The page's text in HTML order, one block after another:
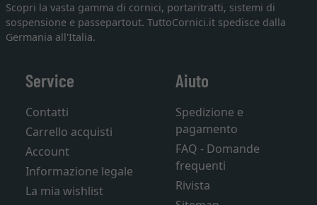
Scopri la vasta gamma di cornici, portaritratti, sistemi di
sospensione e passepartout. TuttoCornici.it spedisce dalla
Germania all'Italia.
Service
Contatti
Carrello acquisti
Account
Informazione legale
La mia wishlist
Aiuto
Spedizione e
pagamento
FAQ - Domande
frequenti
Rivista